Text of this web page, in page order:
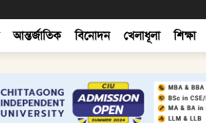
আন্তর্জাতিক বিনোদন খেলাধূলা শিক্ষা